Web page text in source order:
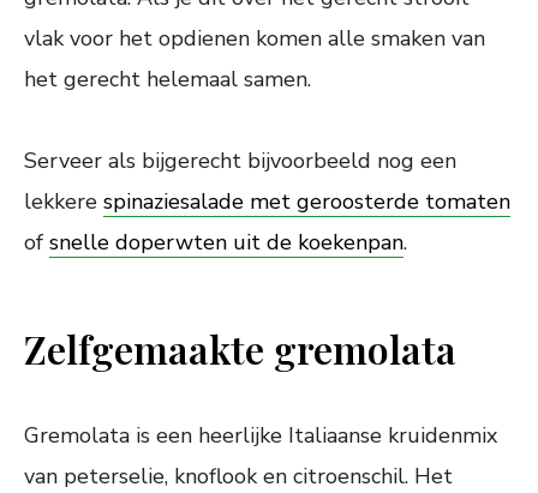
vlak voor het opdienen komen alle smaken van
het gerecht helemaal samen.
Serveer als bijgerecht bijvoorbeeld nog een
lekkere spinaziesalade met geroosterde tomaten
of snelle doperwten uit de koekenpan.
Zelfgemaakte gremolata
Gremolata is een heerlijke Italiaanse kruidenmix
van peterselie, knoflook en citroenschil. Het